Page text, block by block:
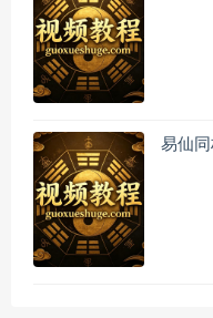
易仙